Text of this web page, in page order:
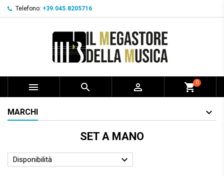
Telefono: +39.045.8205716
   shopping_cart0
MARCHI
SET A MANO
Disponibilità 